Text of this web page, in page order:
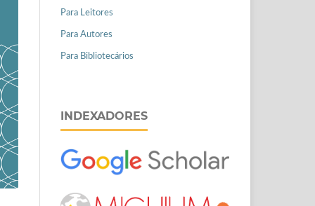
Para Leitores
Para Autores
Para Bibliotecários
INDEXADORES